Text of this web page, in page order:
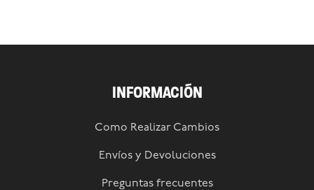
INFORMACIÓN
Como Realizar Cambios
Envíos y Devoluciones
Preguntas frecuentes